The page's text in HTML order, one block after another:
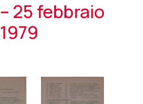
– 25 febbraio
1979